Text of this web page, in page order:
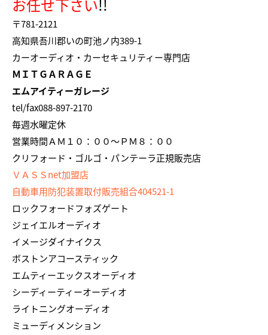
お任せ下さい!!
〒781-2121
高知県吾川郡いの町池ノ内389-1
カーオーディオ・カーセキュリティー専門店
ＭＩＴＧＡＲＡＧＥ
エムアイティーガレージ
tel/fax088-897-2170
毎週水曜定休
営業時間ＡＭ１０：００～ＰＭ８：００
クリフォード・ゴルゴ・パンテーラ正規販売店
ＶＡＳＳnet加盟店
自動車用防犯装置取付販売組合404521-1
ロックフォードフォズゲート
ジェイエルオーディオ
イメージダイナイクス
ボストンアコースティック
エムティーエックスオーディオ
シーディーティーオーディオ
ライトニングオーディオ
ミューディメンション